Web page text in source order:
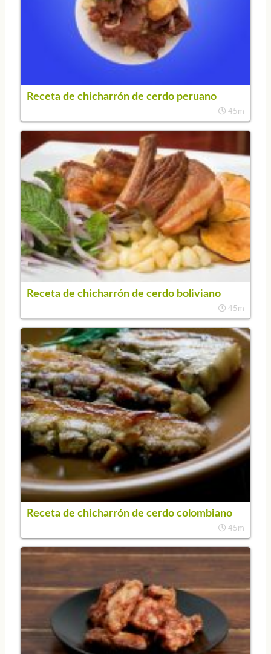
Receta de chicharrón de cerdo peruano
45m
Receta de chicharrón de cerdo boliviano
45m
Receta de chicharrón de cerdo colombiano
45m